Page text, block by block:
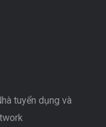
tuyển dụng và